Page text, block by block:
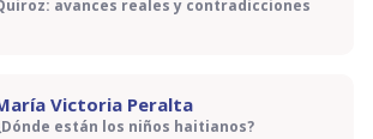
avances reales y contradicciones
Victoria Peralta
están los niños haitianos?